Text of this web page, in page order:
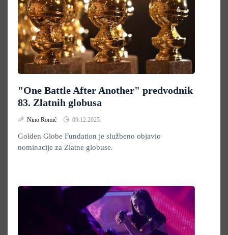
"One Battle After Another" predvodnik
83. Zlatnih globusa
Nino Romić 09.12.2025.
Golden Globe Fundation je službeno objavio
nominacije za Zlatne globuse.